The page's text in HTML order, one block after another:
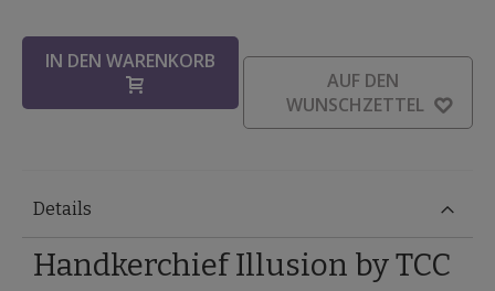
IN DEN WARENKORB
AUF DEN
WUNSCHZETTEL
Details
Handkerchief Illusion by TCC